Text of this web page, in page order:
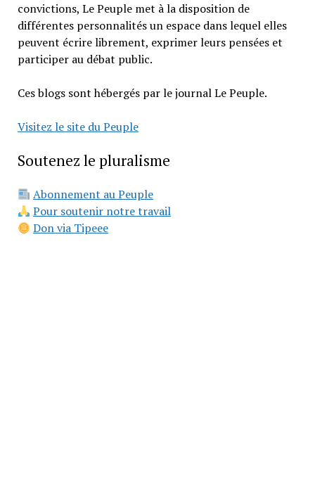
convictions, Le Peuple met à la disposition de
différentes personnalités un espace dans lequel elles
peuvent écrire librement, exprimer leurs pensées et
participer au débat public.
Ces blogs sont hébergés par le journal Le Peuple.
Visitez le site du Peuple
Soutenez le pluralisme
Abonnement au Peuple
Pour soutenir notre travail
Don via Tipeee